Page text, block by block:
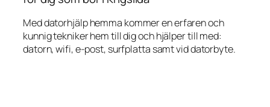
Med datorhjälp hemma kommer en erfaren och
kunnig tekniker hem till dig och hjälper till med:
datorn, wifi, e-post, surfplatta samt vid datorbyte.